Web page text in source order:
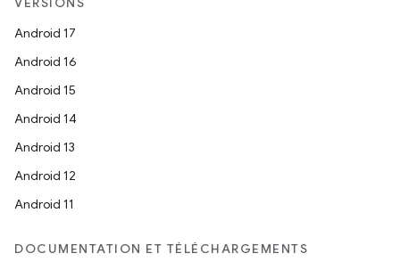
Android 17
Android 16
Android 15
Android 14
Android 13
Android 12
Android 11
DOCUMENTATION ET TÉLÉCHARGEMENTS